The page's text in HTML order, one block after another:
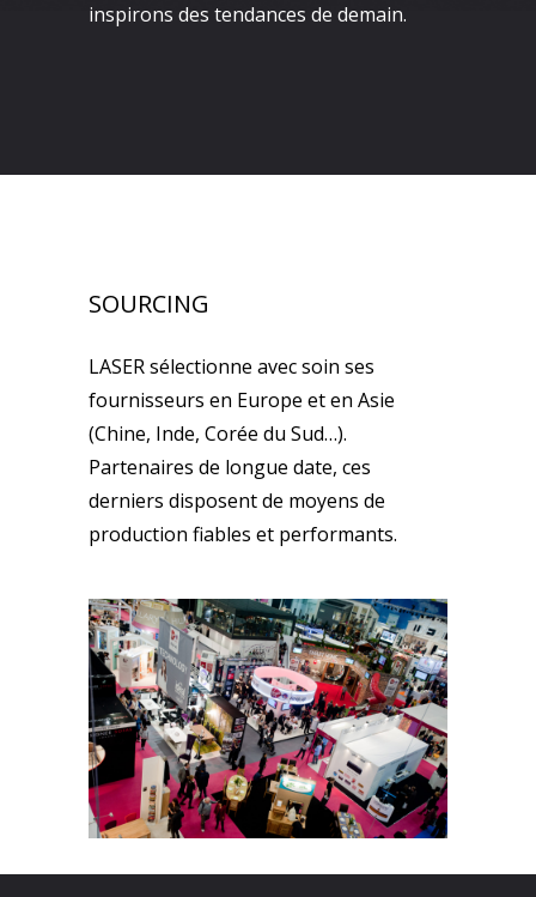
inspirons des tendances de demain.
SOURCING
LASER sélectionne avec soin ses
fournisseurs en Europe et en Asie
(Chine, Inde, Corée du Sud…).
Partenaires de longue date, ces
derniers disposent de moyens de
production fiables et performants.